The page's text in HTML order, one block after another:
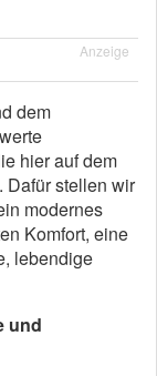
Anzeige
dem
hier auf dem
Dafür stellen wir
modernes
Komfort, eine
lebendige
und